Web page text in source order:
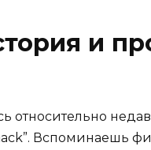
и
относительно
Вспоминаешь